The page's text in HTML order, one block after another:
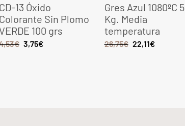
CD-13 Óxido
Colorante Sin Plomo
100 grs
€ 3,75€
Gres Azul 1080ºC 5
Kg. Media
temperatura
26,75€ 22,11€